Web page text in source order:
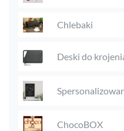
Chlebaki
Deski do
ChocoBOX